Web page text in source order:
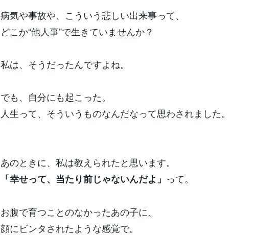
病気や事故や、こういう悲しい出来事って、
どこか“他人事”で生きていませんか？
私は、そうだったんですよね。
でも、自分にも起こった。
人生って、そういうものなんだなって思わされました。
あのときに、私は教えられたと思います。
「幸せって、当たり前じゃないんだよ」 って。
お腹で育つことのなかったあの子に、
顔にビンタされたような感覚で。